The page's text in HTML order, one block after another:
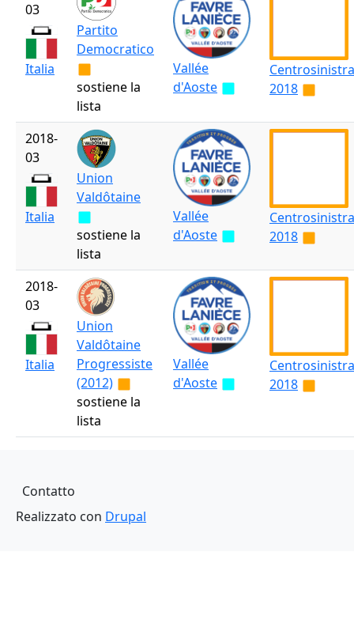
03
Italia
Partito
Democratico
sostiene la
lista
Vallée
d'Aoste
Centrosinistra
2018
2018-
03
Italia
Union
Valdôtaine
sostiene la
lista
Vallée
d'Aoste
Centrosinistra
2018
2018-
03
Italia
Union
Valdôtaine
Progressiste
(2012)
sostiene la
lista
Vallée
d'Aoste
Centrosinistra
2018
Piè di pagina
Contatto
Realizzato con Drupal